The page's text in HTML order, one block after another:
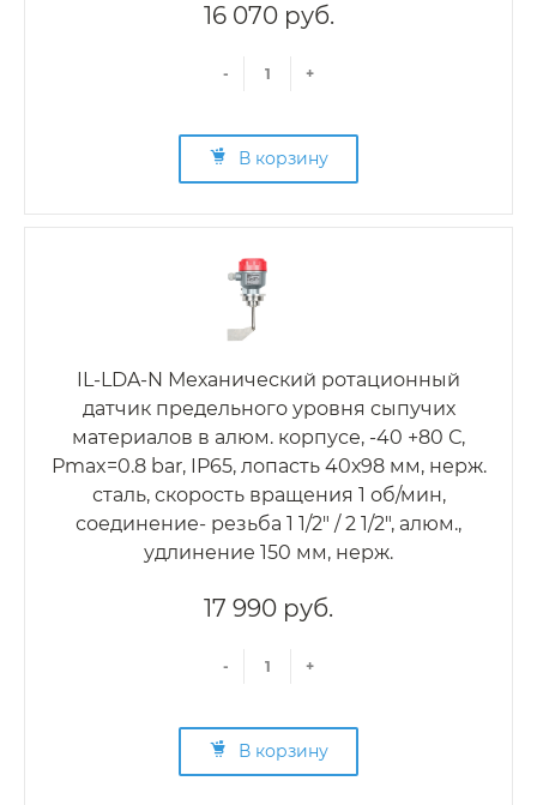
16 070 руб.
- +
В корзину
IL-LDA-N Механический ротационный
датчик предельного уровня сыпучих
материалов в алюм. корпусе, -40 +80 С,
Рmax=0.8 bar, IP65, лопасть 40х98 мм, нерж.
сталь, скорость вращения 1 об/мин,
соединение- резьба 1 1/2" / 2 1/2", алюм.,
удлинение 150 мм, нерж.
17 990 руб.
- +
В корзину